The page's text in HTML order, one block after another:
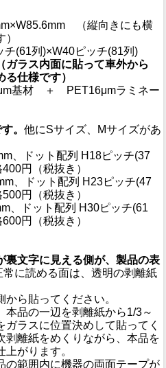
（縦向きにも横
(61列)×W40ピッチ(81列)
ガラス内面に貼って車外から
仕様です）
＋ PET16μmラミネー
。 他にSサイズ、Mサイズがあ
、ドット配列 H18ピッチ(37
円（税抜き）
、ドット配列 H23ピッチ(47
円（税抜き）
、ドット配列 H30ピッチ(61
円（税抜き）
文字に見える側が、製品の表
に読める面は、透明の剥離紙
から貼ってください。
本品の一辺を剥離紙から1/3～
ラスに位置決めして貼ってく
剥離紙をめくりながら、本品を
がります。
の範囲内に機器の両面テープが